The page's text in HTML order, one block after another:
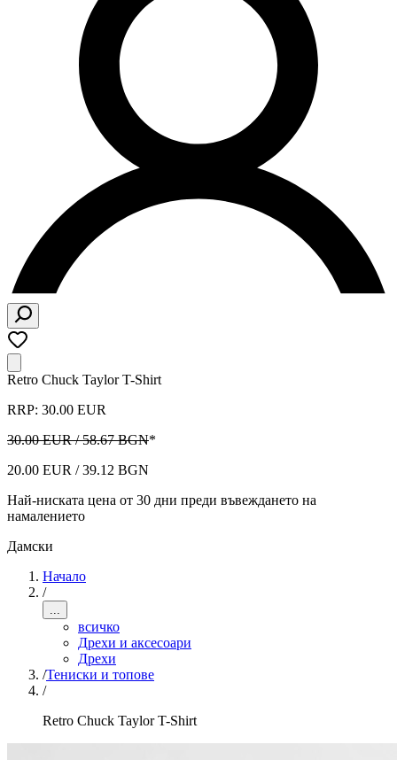
Retro Chuck Taylor T-Shirt
RRP: 30.00 EUR
30.00 EUR / 58.67 BGN*
20.00 EUR / 39.12 BGN
Най-ниската цена от 30 дни преди въвеждането на
намалението
Дамски
Начало
/
...
всичко
Дрехи и аксесоари
Дрехи
/Тениски и топове
/
Retro Chuck Taylor T-Shirt